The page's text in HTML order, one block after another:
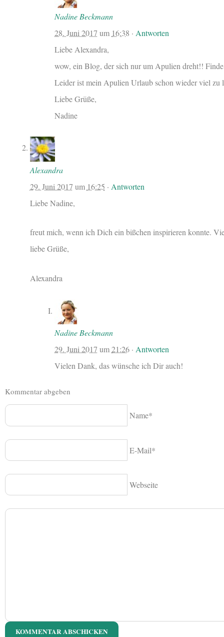
Nadine Beckmann
28. Juni 2017 um 16:38 · Antworten
Liebe Alexandra,
wow, ein Blog, der sich nur um Apulien dreht!!
Leider ist mein Apulien Urlaub schon wieder viel
Liebe Grüße,
Nadine
Alexandra
29. Juni 2017 um 16:25 · Antworten
Liebe Nadine,
freut mich, wenn ich Dich ein bißchen inspirieren konnte.
liebe Grüße,
Alexandra
Nadine Beckmann
29. Juni 2017 um21:26 · Antworten
Vielen Dank, das wünsche ich Dir auch!
Kommentar abgeben
Name*
E-Mail*
Webseite